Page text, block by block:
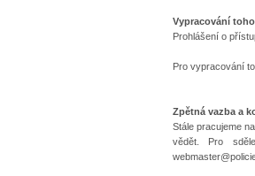
Vypracování
Prohlášení o
Pro vypracování
Zpětná vazba a
Stále pracujeme
vědět. Pro